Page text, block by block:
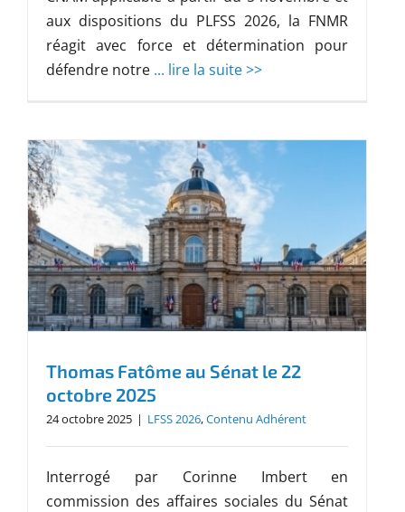
aux dispositions du PLFSS 2026, la FNMR
réagit avec force et détermination pour
défendre notre ... lire la suite >>
Thomas Fatôme au Sénat le 22
octobre 2025
24 octobre 2025 | LFSS 2026,Contenu Adhérent
Interrogé par Corinne Imbert en
commission des affaires sociales du Sénat